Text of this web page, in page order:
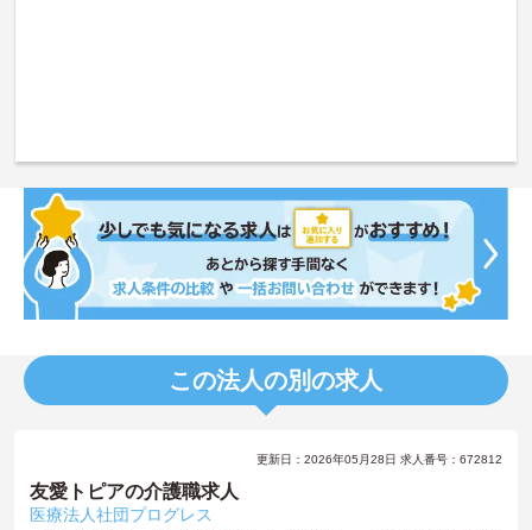
この法人の別の求人
更新日：2026年05月28日 求人番号：672812
友愛トピアの介護職求人
医療法人社団プログレス